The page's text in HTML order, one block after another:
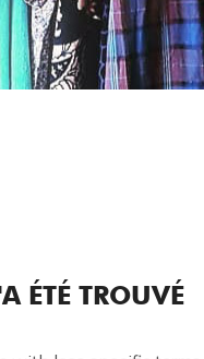
ÉTÉ TROUVÉ